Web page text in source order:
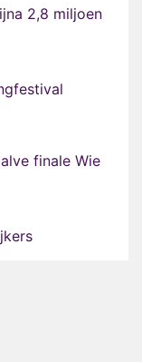
2,8 miljoen
finale Wie